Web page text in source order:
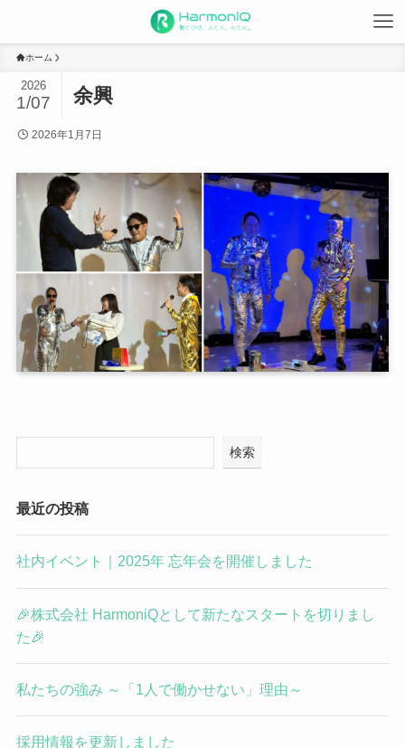
ホーム
余興
2026
1/07
2026年1月7日
検索
最近の投稿
社内イベント｜2025年 忘年会を開催しました
🎉株式会社 HarmoniQとして新たなスタートを切りまし
た🎉
私たちの強み ～「1人で働かせない」理由～
採用情報を更新しました